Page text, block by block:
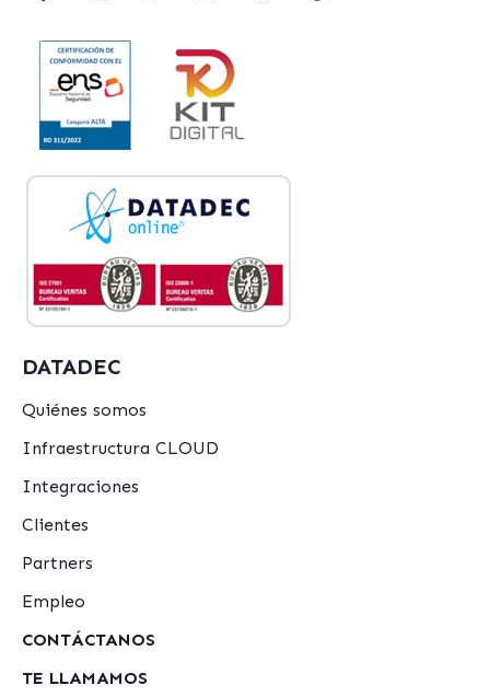
DATADEC
Quiénes somos
Infraestructura CLOUD
Integraciones
Clientes
Partners
Empleo
CONTÁCTANOS
TE LLAMAMOS